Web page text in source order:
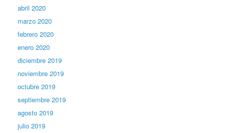
abril 2020
marzo 2020
febrero 2020
enero 2020
diciembre 2019
noviembre 2019
octubre 2019
septiembre 2019
agosto 2019
julio 2019